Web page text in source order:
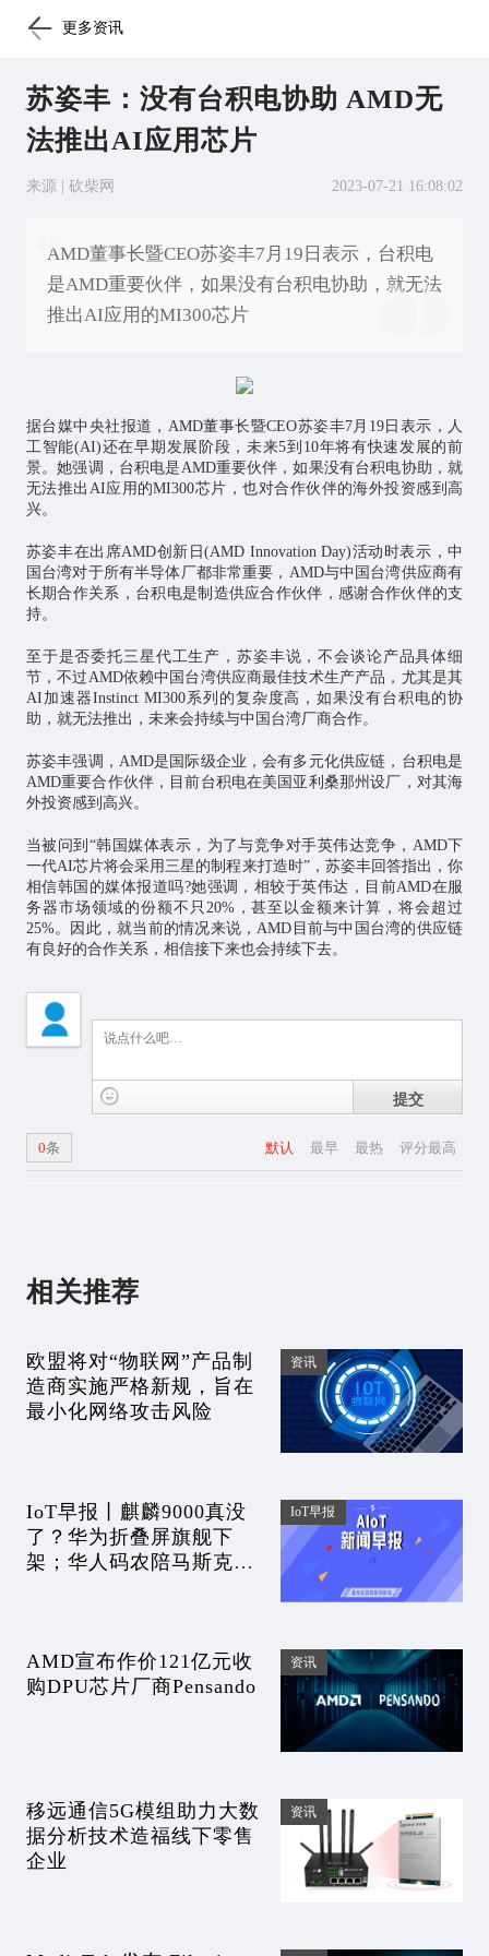
更多资讯
苏姿丰：没有台积电协助 AMD无
法推出AI应用芯片
来源 | 砍柴网 2023-07-21 16:08:02
AMD董事长暨CEO苏姿丰7月19日表示，台积电
是AMD重要伙伴，如果没有台积电协助，就无法
推出AI应用的MI300芯片
据台媒中央社报道，AMD董事长暨CEO苏姿丰7月19日表示， 人
工智能(AI)还在早期发展阶段，未来5到10年将有快速发展的前
景。她强调，台积电是AMD重要伙伴，如果没有台积电协助，就
无法推出AI应用的MI300芯片 ，也对合作伙伴的海外投资感到高
兴。
苏姿丰在出席AMD创新日(AMD Innovation Day)活动时表示，中
国台湾对于所有半导体厂都非常重要，AMD与中国台湾供应商有
长期合作关系，台积电是制造供应合作伙伴，感谢合作伙伴的支
持。
至于是否委托三星代工生产，苏姿丰说，不会谈论产品具体细
节，不过AMD依赖中国台湾供应商最佳技术生产产品，尤其是其
AI加速器Instinct MI300系列的复杂度高，如果没有台积电的协
助，就无法推出，未来会持续与中国台湾厂商合作。
苏姿丰强调，AMD是国际级企业，会有多元化供应链，台积电是
AMD重要合作伙伴，目前台积电在美国亚利桑那州设厂，对其海
外投资感到高兴。
当被问到“韩国媒体表示，为了与竞争对手英伟达竞争，AMD下
一代AI芯片将会采用三星的制程来打造时”，苏姿丰回答指出，你
相信韩国的媒体报道吗?她强调，相较于英伟达，目前AMD在服
务器市场领域的份额不只20%，甚至以金额来计算，将会超过
25%。因此，就当前的情况来说，AMD目前与中国台湾的供应链
有良好的合作关系，相信接下来也会持续下去。
提交
默认 最早 最热 评分最高
0条
相关推荐
欧盟将对“物联网”产品制
造商实施严格新规，旨在
最小化网络攻击风险
资讯
IoT早报丨麒麟9000真没
了？华为折叠屏旗舰下
架；华人码农陪马斯克熬
IoT早报
AMD宣布作价121亿元收
购DPU芯片厂商Pensando
资讯
移远通信5G模组助力大数
据分析技术造福线下零售
企业
资讯